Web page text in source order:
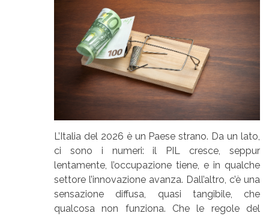
L’Italia del 2026 è un Paese strano. Da un lato,
ci sono i numeri: il PIL cresce, seppur
lentamente, l’occupazione tiene, e in qualche
settore l’innovazione avanza. Dall’altro, c’è una
sensazione diffusa, quasi tangibile, che
qualcosa non funziona. Che le regole del